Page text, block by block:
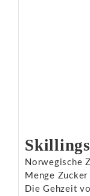
Norwegische
Menge
Die Gehzeit